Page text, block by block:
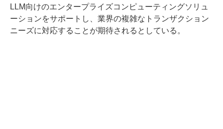
LLM向けのエンタープライズコンピューティングソリュ
ーションをサポートし、業界の複雑なトランザクション
ニーズに対応することが期待されるとしている。